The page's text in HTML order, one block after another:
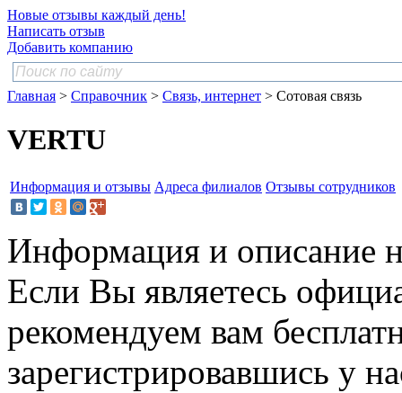
Новые отзывы каждый день!
Написать отзыв
Добавить компанию
Главная > Справочник > Связь, интернет > Сотовая связь
VERTU
Информация и отзывы Адреса филиалов Отзывы сотрудников
Информация и описание
Если Вы являетесь
рекомендуем вам
зарегистрировавшись у